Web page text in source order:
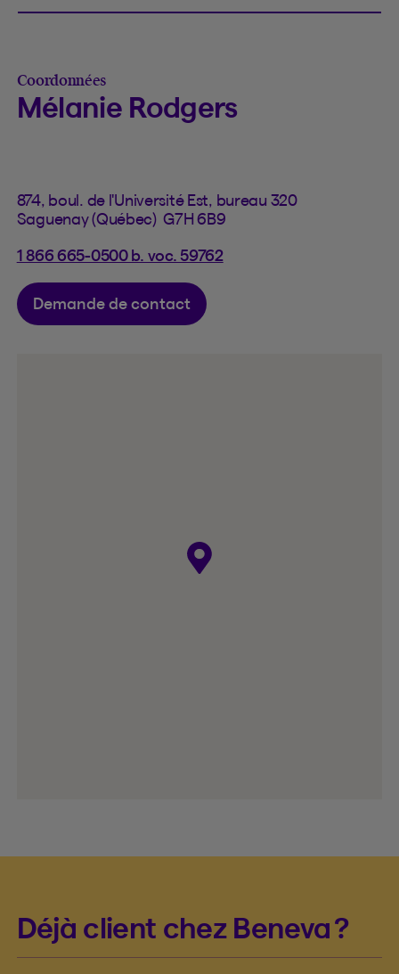
Coordonnées
Mélanie Rodgers
874, boul. de l'Université Est, bureau 320
Saguenay (Québec) G7H 6B9
1 866 665-0500 b. voc. 59762
Demande de contact
Déjà client chez Beneva ?